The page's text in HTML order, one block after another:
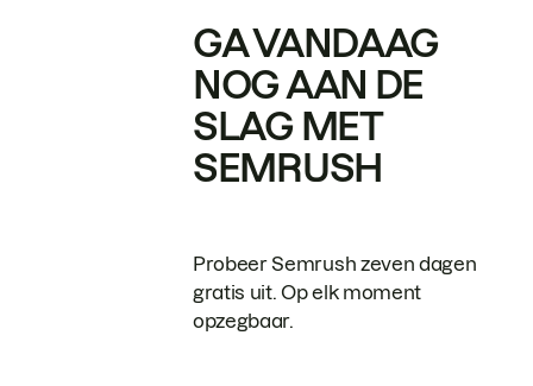
GA VANDAAG
NOG AAN DE
SLAG MET
SEMRUSH
Probeer Semrush zeven dagen
gratis uit. Op elk moment
opzegbaar.